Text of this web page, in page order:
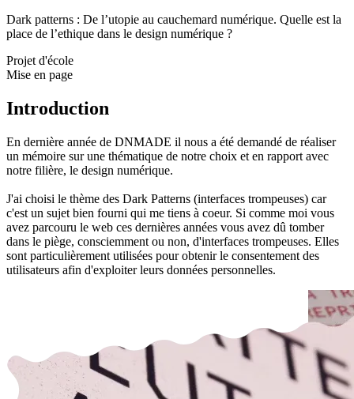
Dark patterns : De l’utopie au cauchemard numérique. Quelle est la
place de l’ethique dans le design numérique ?
Projet d'école
Mise en page
Introduction
En dernière année de DNMADE il nous a été demandé de réaliser
un mémoire sur une thématique de notre choix et en rapport avec
notre filière, le design numérique.
J'ai choisi le thème des Dark Patterns (interfaces trompeuses) car
c'est un sujet bien fourni qui me tiens à coeur. Si comme moi vous
avez parcouru le web ces dernières années vous avez dû tomber
dans le piège, consciemment ou non, d'interfaces trompeuses. Elles
sont particulièrement utilisées pour obtenir le consentement des
utilisateurs afin d'exploiter leurs données personnelles.